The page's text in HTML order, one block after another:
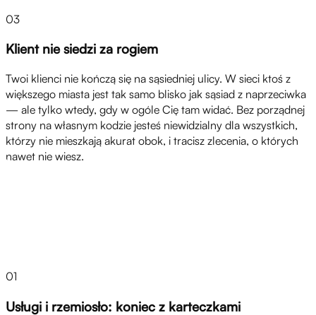
03
Klient nie siedzi za rogiem
Twoi klienci nie kończą się na sąsiedniej ulicy. W sieci ktoś z
większego miasta jest tak samo blisko jak sąsiad z naprzeciwka
— ale tylko wtedy, gdy w ogóle Cię tam widać. Bez porządnej
strony na własnym kodzie jesteś niewidzialny dla wszystkich,
którzy nie mieszkają akurat obok, i tracisz zlecenia, o których
nawet nie wiesz.
01
Usługi i rzemiosło: koniec z karteczkami